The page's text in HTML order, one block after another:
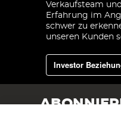
Verkaufsteam
Erfahrung im
schwer zu
unseren Kunden
Investor